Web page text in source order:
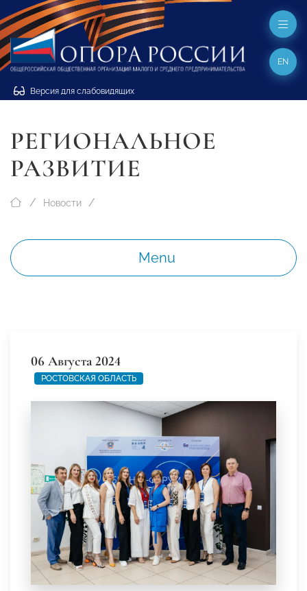
Версия для слабовидящих
EN
РЕГИОНАЛЬНОЕ
РАЗВИТИЕ
Новости
Menu
06 Августа 2024
РОСТОВСКАЯ ОБЛАСТЬ